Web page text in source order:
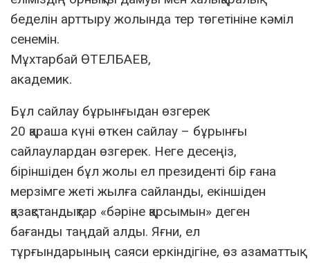
беделін арттыру жолында тер төгетініне кәміл
сенемін.
Мұхтарбай ӨТЕЛБАЕВ,
академик.
Бұл сайлау бұрынғыдан өзгерек
20 қараша күні өткен сайлау – бұрынғы
сайлаулардан өзгерек. Неге десеңіз,
біріншіден бұл жолы ел президенті бір ғана
мерзімге жеті жылға сайланды, екіншіден
қазақстандықтар «бәріне қарсымын» деген
бағанды таңдай алды. Яғни, ел
тұрғындарының саяси еркіндігіне, өз азаматтық